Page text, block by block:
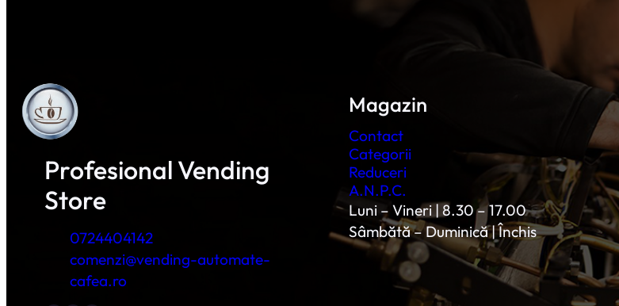
Profesional Vending
Store
0724404142
comenzi@vending-automate-
cafea.ro
Magazin
Contact
Categorii
Reduceri
A.N.P.C.
Luni – Vineri | 8.30 – 17.00
Sâmbătă – Duminică | Închis